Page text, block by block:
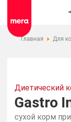
Главная Для
Диетический
Gastro
сухой корм